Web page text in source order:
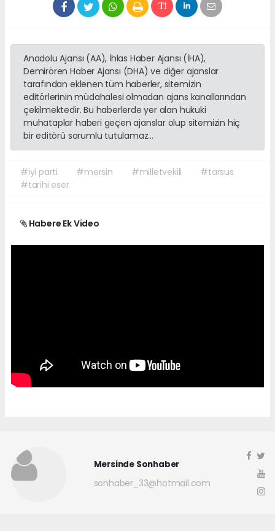
Anadolu Ajansı (AA), İhlas Haber Ajansı (İHA),
Demirören Haber Ajansı (DHA) ve diğer ajanslar
tarafından eklenen tüm haberler, sitemizin
editörlerinin müdahalesi olmadan ajans kanallarından
çekilmektedir. Bu haberlerde yer alan hukuki
muhataplar haberi geçen ajanslar olup sitemizin hiç
bir editörü sorumlu tutulamaz...
#iyi parti #mersin #milletvekili
#tarsus
#tarihi eser
Habere Ek Video
Mersinde Sonhaber
sonhaber_33@hotmail.com